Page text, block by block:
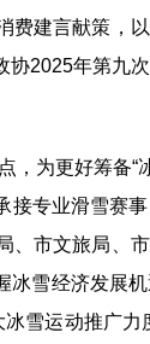
费建言献策，
2025年第九次
，为更好筹备“
接专业滑雪赛
、市文旅局、
冰雪经济发展
雪运动推广力